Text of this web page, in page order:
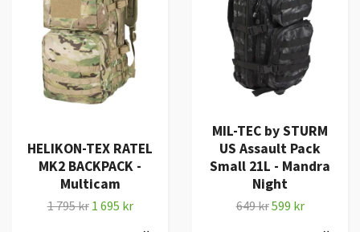
HELIKON-TEX RATEL
MK2 BACKPACK -
Multicam
1 795 kr 1 695 kr
MIL-TEC by STURM
US Assault Pack
Small 21L - Mandra
Night
649 kr599 kr